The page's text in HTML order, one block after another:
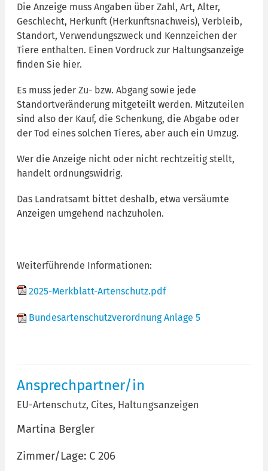
Die Anzeige muss Angaben über Zahl, Art, Alter,
Geschlecht, Herkunft (Herkunftsnachweis), Verbleib,
Standort, Verwendungszweck und Kennzeichen der
Tiere enthalten. Einen Vordruck zur Haltungsanzeige
finden Sie hier.
Es muss jeder Zu- bzw. Abgang sowie jede
Standortveränderung mitgeteilt werden. Mitzuteilen
sind also der Kauf, die Schenkung, die Abgabe oder
der Tod eines solchen Tieres, aber auch ein Umzug.
Wer die Anzeige nicht oder nicht rechtzeitig stellt,
handelt ordnungswidrig.
Das Landratsamt bittet deshalb, etwa versäumte
Anzeigen umgehend nachzuholen.
Weiterführende Informationen:
2025-Merkblatt-Artenschutz.pdf
Bundesartenschutzverordnung Anlage 5
Ansprechpartner/in
EU-Artenschutz, Cites, Haltungsanzeigen
Martina Bergler
Zimmer/Lage: C 206